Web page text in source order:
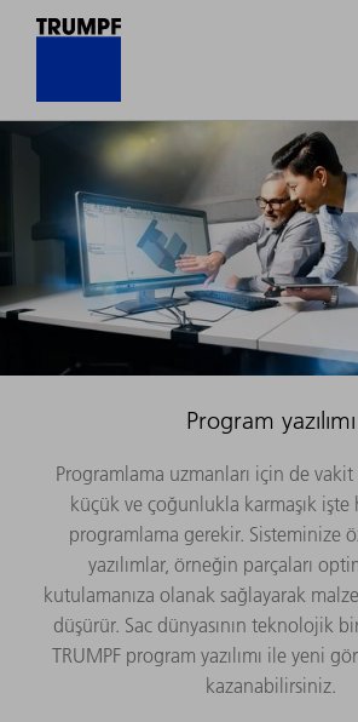
Program yazılımı
Programlama uzmanları için de
küçük ve çoğunlukla karmaşık işte
programlama gerekir. Sisteminize
yazılımlar, örneğin parçaları
kutulamanıza olanak sağlayarak
düşürür. Sac dünyasının teknolojik
TRUMPF program yazılımı ile yeni
kazanabilirsiniz.